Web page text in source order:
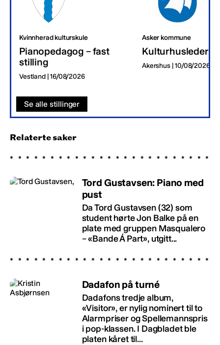
Kvinnherad kulturskule
Pianopedagog – fast
stilling
Vestland | 16/08/2026
Asker kommune
Kulturhusleder
Akershus | 10/08/2026
Se alle stillinger
Relaterte saker
Tord Gustavsen: Piano med
pust
Da Tord Gustavsen (32) som
student hørte Jon Balke på en
plate med gruppen Masqualero
– «Bande Á Part», utgitt...
Dadafon på turné
Dadafons tredje album,
«Visitor», er nylig nominert til to
Alarmpriser og Spellemannspris
i pop-klassen. I Dagbladet ble
platen kåret til...